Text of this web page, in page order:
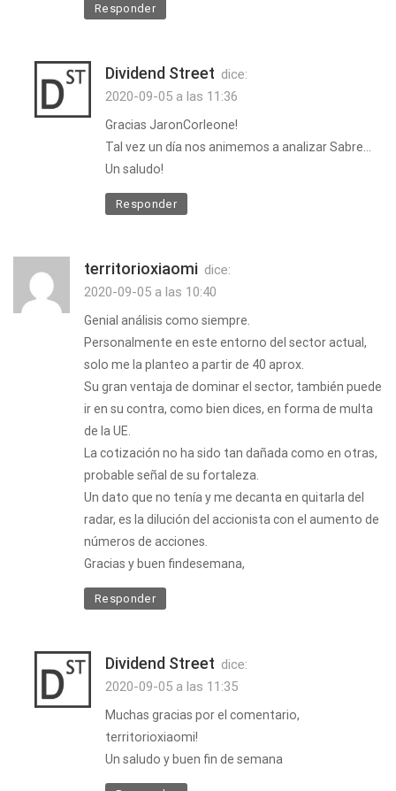
Responder
Dividend Street dice:
2020-09-05 a las 11:36
Gracias JaronCorleone!
Tal vez un día nos animemos a analizar Sabre…
Un saludo!
Responder
territorioxiaomi dice:
2020-09-05 a las 10:40
Genial análisis como siempre.
Personalmente en este entorno del sector actual,
solo me la planteo a partir de 40 aprox.
Su gran ventaja de dominar el sector, también puede
ir en su contra, como bien dices, en forma de multa
de la UE.
La cotización no ha sido tan dañada como en otras,
probable señal de su fortaleza.
Un dato que no tenía y me decanta en quitarla del
radar, es la dilución del accionista con el aumento de
números de acciones.
Gracias y buen findesemana,
Responder
Dividend Street dice:
2020-09-05 a las 11:35
Muchas gracias por el comentario,
territorioxiaomi!
Un saludo y buen fin de semana